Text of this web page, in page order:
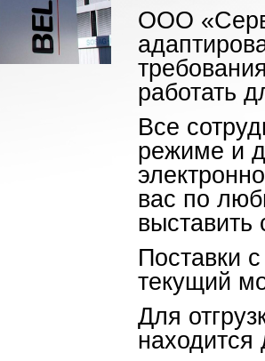
ООО
работать
Все
режиме и
вас по
выставить
Поставки
текущий
Для
находится